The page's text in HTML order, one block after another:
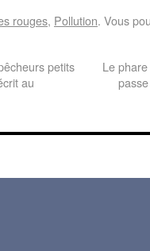
rouges, Pollution. Vous
petits
au
Le